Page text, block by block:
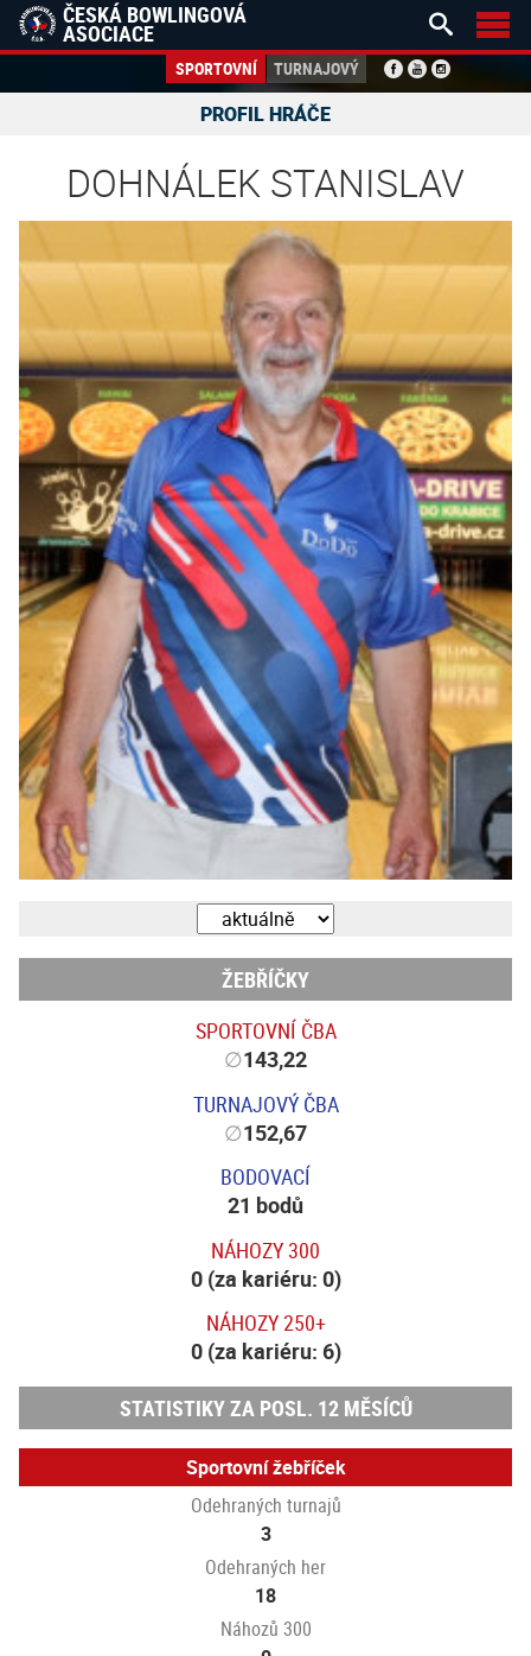
ČESKÁ BOWLINGOVÁ
ASOCIACE
SPORTOVNÍ TURNAJOVÝ
 
PROFIL HRÁČE
DOHNÁLEK STANISLAV
ŽEBŘÍČKY
SPORTOVNÍ ČBA
∅143,22
TURNAJOVÝ ČBA
∅152,67
BODOVACÍ
21 bodů
NÁHOZY 300
0 (za kariéru: 0)
NÁHOZY 250+
0 (za kariéru: 6)
STATISTIKY ZA POSL. 12 MĚSÍCŮ
Sportovní žebříček
Odehraných turnajů
3
Odehraných her
18
Náhozů 300